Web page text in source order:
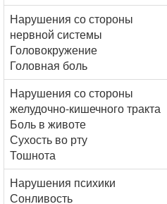
Нарушения со стороны
нервной системы
Головокружение
Головная боль
Нарушения со стороны
желудочно-кишечного тракта
Боль в животе
Сухость во рту
Тошнота
Нарушения психики
Сонливость